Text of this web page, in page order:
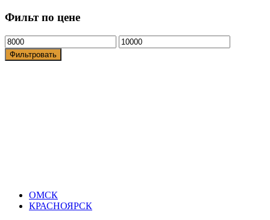
Фильт по цене
Фильтровать
ОМСК
КРАСНОЯРСК